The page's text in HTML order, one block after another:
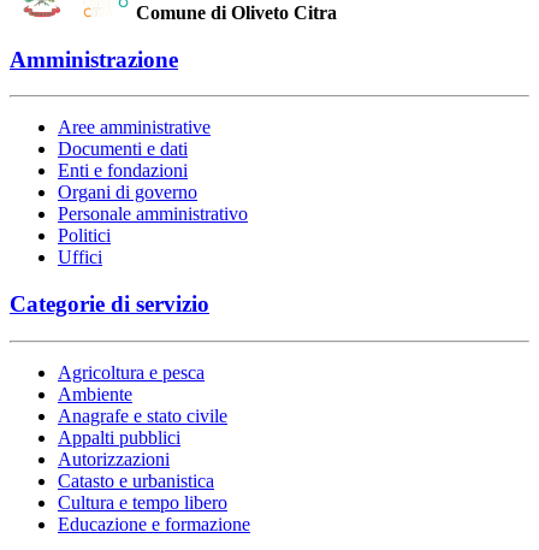
Comune di Oliveto Citra
Amministrazione
Aree amministrative
Documenti e dati
Enti e fondazioni
Organi di governo
Personale amministrativo
Politici
Uffici
Categorie di servizio
Agricoltura e pesca
Ambiente
Anagrafe e stato civile
Appalti pubblici
Autorizzazioni
Catasto e urbanistica
Cultura e tempo libero
Educazione e formazione